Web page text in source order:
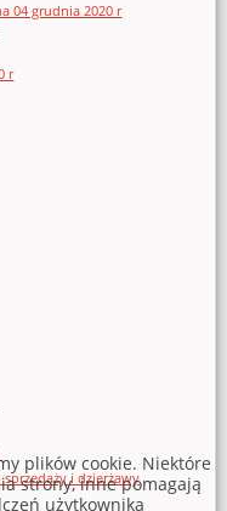
04 grudnia 2020 r
r
i dzierżawy
plików cookie. Niektóre
strony, inne pomagają
użytkownika